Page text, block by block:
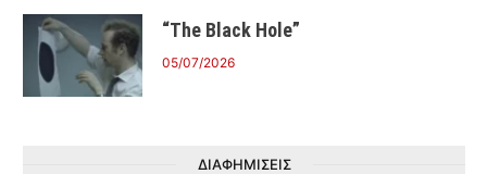
“The Black Hole”
05/07/2026
ΔΙΑΦΗΜΙΣΕΙΣ